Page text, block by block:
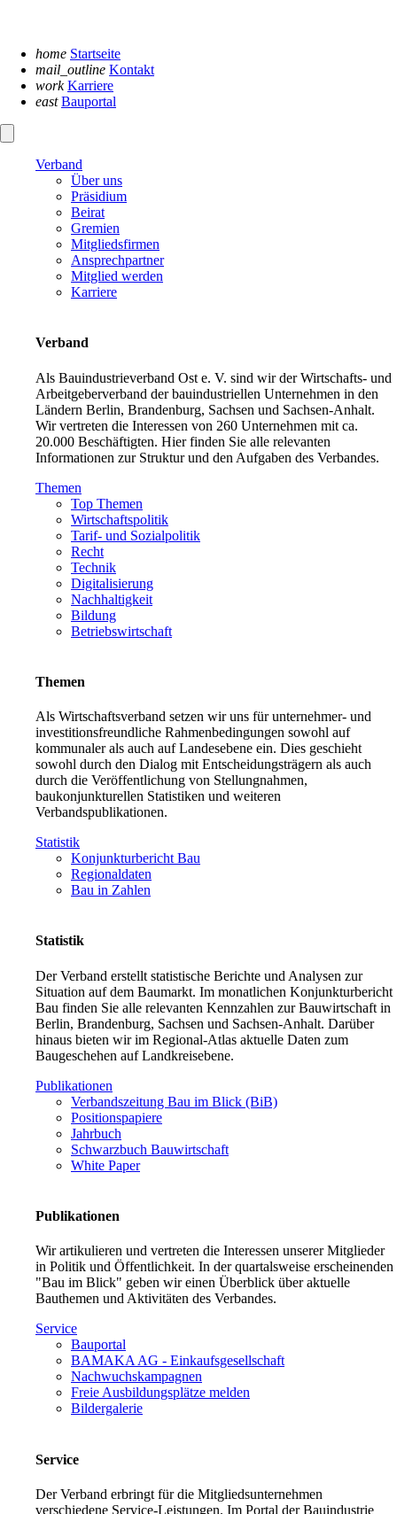
home Startseite
mail_outline Kontakt
work Karriere
east Bauportal
Verband
Über uns
Präsidium
Beirat
Gremien
Mitgliedsfirmen
Ansprechpartner
Mitglied werden
Karriere
Verband
Als Bauindustrieverband Ost e. V. sind wir der Wirtschafts- und
Arbeitgeberverband der bauindustriellen Unternehmen in den
Ländern Berlin, Brandenburg, Sachsen und Sachsen-Anhalt.
Wir vertreten die Interessen von 260 Unternehmen mit ca.
20.000 Beschäftigten. Hier finden Sie alle relevanten
Informationen zur Struktur und den Aufgaben des Verbandes.
Themen
Top Themen
Wirtschaftspolitik
Tarif- und Sozialpolitik
Recht
Technik
Digitalisierung
Nachhaltigkeit
Bildung
Betriebswirtschaft
Themen
Als Wirtschaftsverband setzen wir uns für unternehmer- und
investitionsfreundliche Rahmenbedingungen sowohl auf
kommunaler als auch auf Landesebene ein. Dies geschieht
sowohl durch den Dialog mit Entscheidungsträgern als auch
durch die Veröffentlichung von Stellungnahmen,
baukonjunkturellen Statistiken und weiteren
Verbandspublikationen.
Statistik
Konjunkturbericht Bau
Regionaldaten
Bau in Zahlen
Statistik
Der Verband erstellt statistische Berichte und Analysen zur
Situation auf dem Baumarkt. Im monatlichen Konjunkturbericht
Bau finden Sie alle relevanten Kennzahlen zur Bauwirtschaft in
Berlin, Brandenburg, Sachsen und Sachsen-Anhalt. Darüber
hinaus bieten wir im Regional-Atlas aktuelle Daten zum
Baugeschehen auf Landkreisebene.
Publikationen
Verbandszeitung Bau im Blick (BiB)
Positionspapiere
Jahrbuch
Schwarzbuch Bauwirtschaft
White Paper
Publikationen
Wir artikulieren und vertreten die Interessen unserer Mitglieder
in Politik und Öffentlichkeit. In der quartalsweise erscheinenden
"Bau im Blick" geben wir einen Überblick über aktuelle
Bauthemen und Aktivitäten des Verbandes.
Service
Bauportal
BAMAKA AG - Einkaufsgesellschaft
Nachwuchskampagnen
Freie Ausbildungsplätze melden
Bildergalerie
Service
Der Verband erbringt für die Mitgliedsunternehmen
verschiedene Service-Leistungen. Im Portal der Bauindustrie